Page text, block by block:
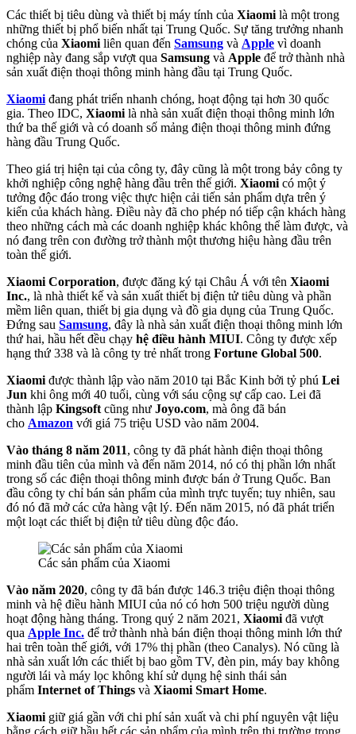
Các thiết bị tiêu dùng và thiết bị máy tính của Xiaomilà một trong
những thiết bị phổ biến nhất tại Trung Quốc. Sự tăng trưởng nhanh
chóng của Xiaomiliên quan đến Samsung và Apple vì doanh
nghiệp này đang sắp vượt qua Samsung và Apple để trở thành nhà
sản xuất điện thoại thông minh hàng đầu tại Trung Quốc.
Xiaomiđang phát triển nhanh chóng, hoạt động tại hơn 30 quốc
gia. Theo IDC, Xiaomilà nhà sản xuất điện thoại thông minh lớn
thứ ba thế giới và có doanh số mảng điện thoại thông minh đứng
hàng đầu Trung Quốc.
Theo giá trị hiện tại của công ty, đây cũng là một trong bảy công ty
khởi nghiệp công nghệ hàng đầu trên thế giới. Xiaomicó một ý
tưởng độc đáo trong việc thực hiện cải tiến sản phẩm dựa trên ý
kiến của khách hàng. Điều này đã cho phép nó tiếp cận khách hàng
theo những cách mà các doanh nghiệp khác không thể làm được, và
nó đang trên con đường trở thành một thương hiệu hàng đầu trên
toàn thế giới.
Xiaomi Corporation, được đăng ký tại Châu Á với tên Xiaomi
Inc., là nhà thiết kế và sản xuất thiết bị điện tử tiêu dùng và phần
mềm liên quan, thiết bị gia dụng và đồ gia dụng của Trung Quốc.
Đứng sau Samsung, đây là nhà sản xuất điện thoại thông minh lớn
thứ hai, hầu hết đều chạy hệ điều hành MIUI. Công ty được xếp
hạng thứ 338 và là công ty trẻ nhất trong Fortune Global 500.
Xiaomiđược thành lập vào năm 2010 tại Bắc Kinh bởi tỷ phú Lei
Jun khi ông mới 40 tuổi, cùng với sáu cộng sự cấp cao. Lei đã
thành lập Kingsoftcũng như Joyo.com, mà ông đã bán
cho Amazon với giá 75 triệu USD vào năm 2004.
Vào tháng 8 năm 2011, công ty đã phát hành điện thoại thông
minh đầu tiên của mình và đến năm 2014, nó có thị phần lớn nhất
trong số các điện thoại thông minh được bán ở Trung Quốc. Ban
đầu công ty chỉ bán sản phẩm của mình trực tuyến; tuy nhiên, sau
đó nó đã mở các cửa hàng vật lý. Đến năm 2015, nó đã phát triển
một loạt các thiết bị điện tử tiêu dùng độc đáo.
Các sản phẩm của Xiaomi
Vào năm 2020, công ty đã bán được 146.3 triệu điện thoại thông
minh và hệ điều hành MIUI của nó có hơn 500 triệu người dùng
hoạt động hàng tháng. Trong quý 2 năm 2021, Xiaomiđã vượt
qua Apple Inc. để trở thành nhà bán điện thoại thông minh lớn thứ
hai trên toàn thế giới, với 17% thị phần (theo Canalys). Nó cũng là
nhà sản xuất lớn các thiết bị bao gồm TV, đèn pin, máy bay không
người lái và máy lọc không khí sử dụng hệ sinh thái sản
phẩm Internet of Things và Xiaomi Smart Home.
Xiaomigiữ giá gần với chi phí sản xuất và chi phí nguyên vật liệu